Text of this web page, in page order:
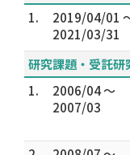
1.
2019/04/01
2021/03/31
研究課題・受託研
1.
2006/04 ～
2007/03